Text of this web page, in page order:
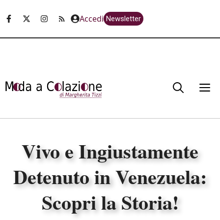
Accedi Newsletter
Vivo e Ingiustamente
Detenuto in Venezuela:
Scopri la Storia!